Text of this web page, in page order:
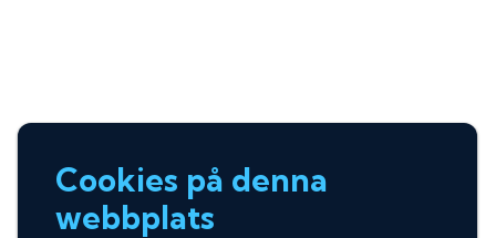
Cookies på denna
webbplats